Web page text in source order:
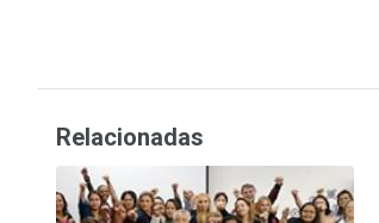
Relacionadas